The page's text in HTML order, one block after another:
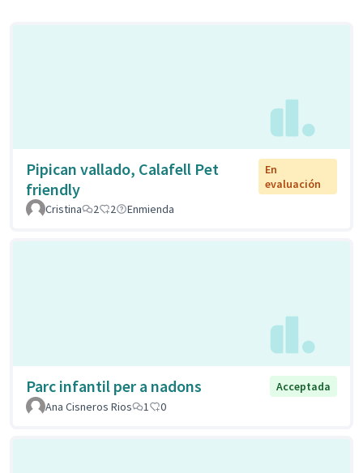
Pipican vallado, Calafell Pet
friendly
En
evaluación
Cristina
2 2 Enmienda
Parc infantil per a nadons
Acceptada
Ana Cisneros Rios
1 0